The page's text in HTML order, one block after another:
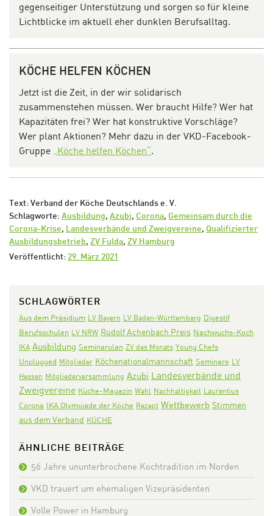
gegenseitiger Unterstützung und sorgen so für kleine
Lichtblicke im aktuell eher dunklen Berufsalltag.
KÖCHE HELFEN KÖCHEN
Jetzt ist die Zeit, in der wir solidarisch
zusammenstehen müssen. Wer braucht Hilfe? Wer hat
Kapazitäten frei? Wer hat konstruktive Vorschläge?
Wer plant Aktionen? Mehr dazu in der VKD-Facebook-
Gruppe „Köche helfen Köchen“.
Text: Verband der Köche Deutschlands e. V.
Schlagworte: Ausbildung, Azubi, Corona, Gemeinsam durch die
Corona-Krise, Landesverbände und Zweigvereine, Qualifizierter
Ausbildungsbetrieb, ZV Fulda, ZV Hamburg
Veröffentlicht: 29. März 2021
SCHLAGWÖRTER
Aus dem Präsidium LV Bayern LV Baden-Württemberg Digestif
Berufsschulen LV NRW Rudolf Achenbach Preis Nachwuchs-Koch
IKA Ausbildung Seminarplan ZV des Monats Young Chefs
Unplugged Mitglieder Köchenationalmannschaft Seminare LV
Hessen Mitgliederversammlung Azubi Landesverbände und
Zweigvereine Küche-Magazin Wahl Nachhaltigkeit Laurentius
Corona IKA Olympiade der Köche Rezept Wettbewerb Stimmen
aus dem Verband KÜCHE
ÄHNLICHE BEITRÄGE
56 Jahre ununterbrochene Kochtradition im Norden
VKD trauert um ehemaligen Vizepräsidenten
Volle Power in Hamburg